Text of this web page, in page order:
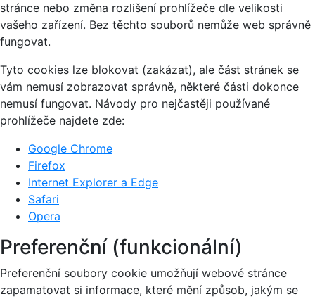
stránce nebo změna rozlišení prohlížeče dle velikosti
vašeho zařízení. Bez těchto souborů nemůže web správně
fungovat.
Tyto cookies lze blokovat (zakázat), ale část stránek se
vám nemusí zobrazovat správně, některé části dokonce
nemusí fungovat. Návody pro nejčastěji používané
prohlížeče najdete zde:
Google Chrome
Firefox
Internet Explorer a Edge
Safari
Opera
Preferenční (funkcionální)
Preferenční soubory cookie umožňují webové stránce
zapamatovat si informace, které mění způsob, jakým se